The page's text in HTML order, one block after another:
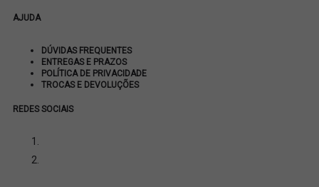
AJUDA
DÚVIDAS FREQUENTES
ENTREGAS E PRAZOS
POLÍTICA DE PRIVACIDADE
TROCAS E DEVOLUÇÕES
REDES SOCIAIS